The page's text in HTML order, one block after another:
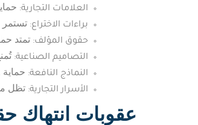
العلامات التجارية:
براءات الاختراع: تستمر
حقوق المؤلف: تمتد
التصاميم الصناعية:
النماذج النافعة: حماية
الأسرار التجارية: تظل
عقوبات انتهاك